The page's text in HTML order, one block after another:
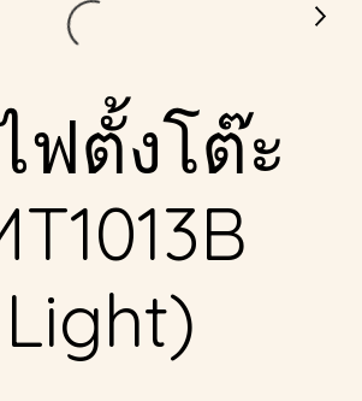
ฟตั้งโต๊ะ
Light)